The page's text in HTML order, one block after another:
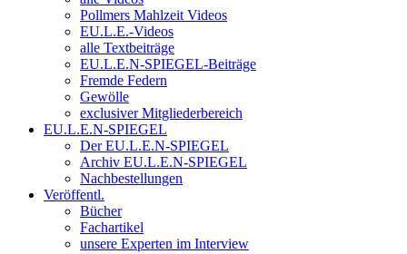
Pollmers Mahlzeit Videos
EU.L.E.-Videos
alle Textbeiträge
EU.L.E.N-SPIEGEL-Beiträge
Fremde Federn
Gewölle
exclusiver Mitgliederbereich
EU.L.E.N-SPIEGEL
Der EU.L.E.N-SPIEGEL
Archiv EU.L.E.N-SPIEGEL
Nachbestellungen
Veröffentl.
Bücher
Fachartikel
unsere Experten im Interview